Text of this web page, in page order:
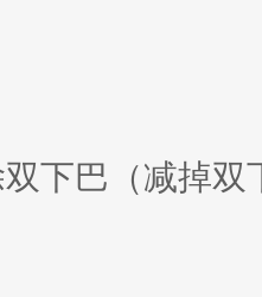
下巴（减掉双